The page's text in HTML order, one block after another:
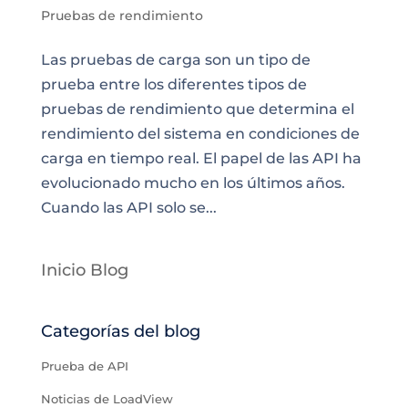
Pruebas de rendimiento
Las pruebas de carga son un tipo de
prueba entre los diferentes tipos de
pruebas de rendimiento que determina el
rendimiento del sistema en condiciones de
carga en tiempo real. El papel de las API ha
evolucionado mucho en los últimos años.
Cuando las API solo se...
Inicio Blog
Categorías del blog
Prueba de API
Noticias de LoadView